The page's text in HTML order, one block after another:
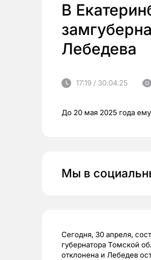
В
Лебедева
17:19 / 30.04.25
До 20 мая 2025 года
Мы в
Сегодня, 30 апреля,
губернатора Томской
отклонена и Лебедев